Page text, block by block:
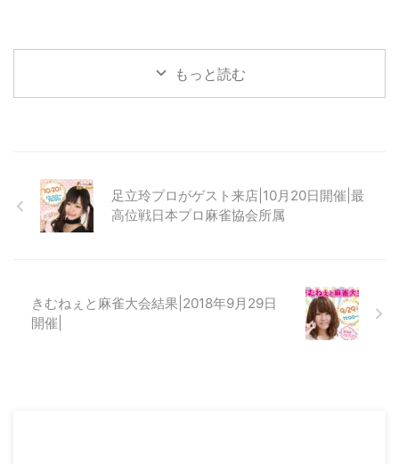
もっと読む
足立玲プロがゲスト来店|10月20日開催|最
高位戦日本プロ麻雀協会所属
きむねぇと麻雀大会結果|2018年9月29日
開催|